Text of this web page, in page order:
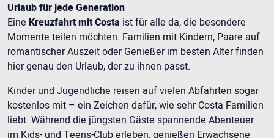
Urlaub für jede Generation
Eine Kreuzfahrt mit Costa ist für alle da, die besondere
Momente teilen möchten. Familien mit Kindern, Paare auf
romantischer Auszeit oder Genießer im besten Alter finden
hier genau den Urlaub, der zu ihnen passt.
Kinder und Jugendliche reisen auf vielen Abfahrten sogar
kostenlos mit – ein Zeichen dafür, wie sehr Costa Familien
liebt. Während die jüngsten Gäste spannende Abenteuer
im Kids- und Teens-Club erleben, genießen Erwachsene